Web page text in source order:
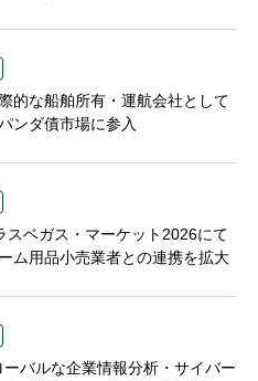
的な船舶所有・運航会社として
ンダ債市場に参入
スベガス・マーケット2026にて
ム用品小売業者との連携を拡大
バルな企業情報分析・サイバー